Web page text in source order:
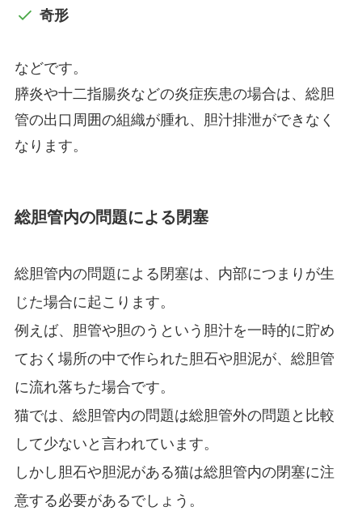
奇形
などです。
膵炎や十二指腸炎などの炎症疾患の場合は、総胆
管の出口周囲の組織が腫れ、胆汁排泄ができなく
なります。
総胆管内の問題による閉塞
総胆管内の問題による閉塞は、内部につまりが生
じた場合に起こります。
例えば、胆管や胆のうという胆汁を一時的に貯め
ておく場所の中で作られた胆石や胆泥が、総胆管
に流れ落ちた場合です。
猫では、総胆管内の問題は総胆管外の問題と比較
して少ないと言われています。
しかし胆石や胆泥がある猫は総胆管内の閉塞に注
意する必要があるでしょう。